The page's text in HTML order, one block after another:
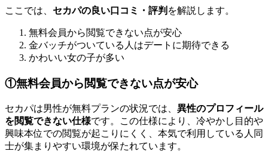
ここでは、 セカパの良い口コミ・評判 を解説します。
無料会員から閲覧できない点が安心
金バッチがついている人はデートに期待できる
かわいい女の子が多い
①無料会員から閲覧できない点が安心
セカパは男性が無料プランの状況では、 異性のプロフィール
を閲覧できない仕様です。この仕様により、冷やかし目的や
興味本位での閲覧が起こりにくく、本気で利用している人同
士が集まりやすい環境が保たれています。